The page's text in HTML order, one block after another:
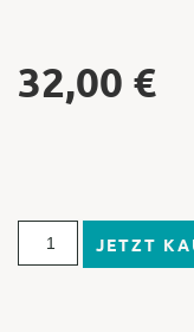
32,00 €
JETZT